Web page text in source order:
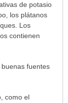
de potasio
los plátanos
Los
contienen
fuentes
como el